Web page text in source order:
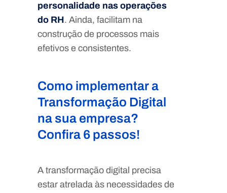
personalidade nas operações
do RH. Ainda, facilitam na
construção de processos mais
efetivos e consistentes.
Como implementar a
Transformação Digital
na sua empresa?
Confira 6 passos!
A transformação digital precisa
estar atrelada às necessidades de